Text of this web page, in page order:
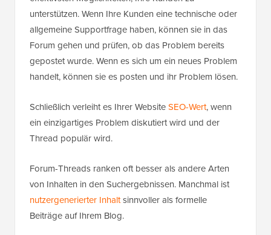
unterstützen. Wenn Ihre Kunden eine technische oder
allgemeine Supportfrage haben, können sie in das
Forum gehen und prüfen, ob das Problem bereits
gepostet wurde. Wenn es sich um ein neues Problem
handelt, können sie es posten und ihr Problem lösen.
Schließlich verleiht es Ihrer WebsiteSEO-Wert, wenn
ein einzigartiges Problem diskutiert wird und der
Thread populär wird.
Forum-Threads ranken oft besser als andere Arten
von Inhalten in den Suchergebnissen. Manchmal ist
nutzergenerierter Inhaltsinnvoller als formelle
Beiträge auf Ihrem Blog.